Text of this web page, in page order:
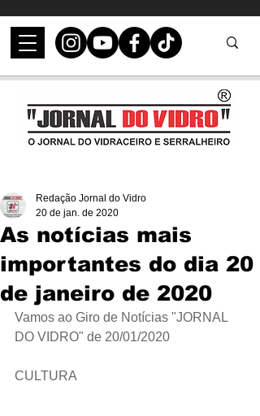
As notícias mais
importantes do dia 20
de janeiro de 2020
Redação Jornal do Vidro
20 de jan. de 2020
Vamos ao Giro de Notícias "JORNAL
DO VIDRO" de 20/01/2020
CULTURA